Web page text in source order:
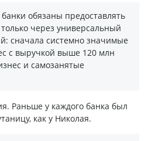
обязаны предоставлять
через универсальный
сначала системно значимые
с выручкой выше 120 млн
и самозанятые
Раньше у каждого банка был
как у Николая.